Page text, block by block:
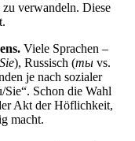
verwandeln. Diese
Viele Sprachen –
Sie), Russisch (ты vs.
je nach sozialer
Schon die Wahl
Akt der Höflichkeit,
macht.